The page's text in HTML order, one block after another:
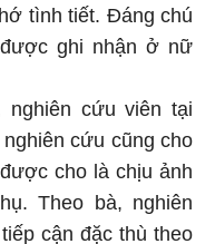
tình tiết. Đáng chú
ghi nhận ở nữ
nghiên cứu viên tại
cứu cũng cho
cho là chịu ảnh
Theo bà, nghiên
cận đặc thù theo